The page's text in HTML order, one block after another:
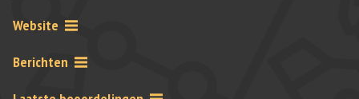
Website
Berichten